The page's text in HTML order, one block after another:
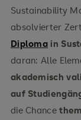
Sustainability
absolvierter
Diploma in
daran: Alle
akademisch
auf
die Chance